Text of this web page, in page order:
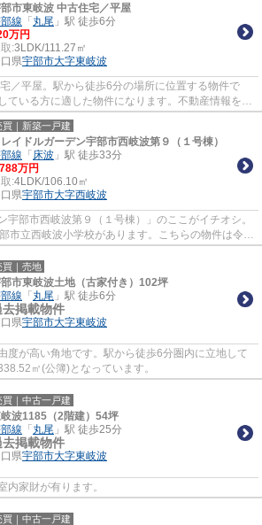
市東岐波 中古住宅／平屋
線 「 丸尾 」駅 徒歩6分
万円
:3LDK/111.27㎡
県宇部市大字東岐波
／平屋。駅から徒歩6分の場所に位置する物件で
ている方に適した物件になります。不動産情報を宇
ば、こちらinfo@shinki...
買｜新築一戸建
イドルガーデン宇部市西岐波第９（１号棟）
線 「 床波 」駅 徒歩33分
万円
:4LDK/106.10㎡
県宇部市大字西岐波
宇部市西岐波第９（１号棟）」のここがイチオシ。
市立西岐波小学校があります。こちらの物件は令和
今ニーズが高まって...
買｜売地
市東岐波土地（古家付き）102坪
線 「 丸尾 」駅 徒歩6分
去掲載物件
県宇部市大字東岐波
度が高い角地です。駅から徒歩6分圏内に立地して
㎡(公簿)となっています。
買｜中古一戸建
波1185（2階建）54坪
線 「 丸尾 」駅 徒歩25分
去掲載物件
県宇部市大字東岐波
内家財が有ります。
買｜中古一戸建